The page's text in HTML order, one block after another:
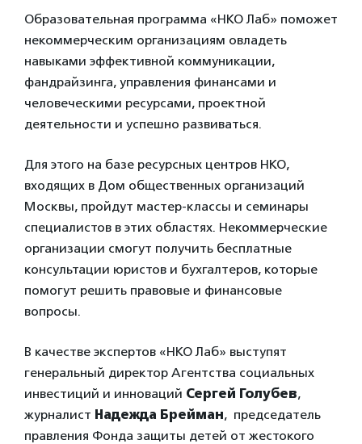
Образовательная программа «НКО Лаб» поможет
некоммерческим организациям овладеть
навыками эффективной коммуникации,
фандрайзинга, управления финансами и
человеческими ресурсами, проектной
деятельности и успешно развиваться.
Для этого на базе ресурсных центров НКО,
входящих в Дом общественных организаций
Москвы, пройдут мастер-классы и семинары
специалистов в этих областях. Некоммерческие
организации смогут получить бесплатные
консультации юристов и бухгалтеров, которые
помогут решить правовые и финансовые
вопросы.
В качестве экспертов «НКО Лаб» выступят
генеральный директор Агентства социальных
инвестиций и инноваций Сергей Голубев,
журналист Надежда Брейман, председатель
правления Фонда защиты детей от жестокого